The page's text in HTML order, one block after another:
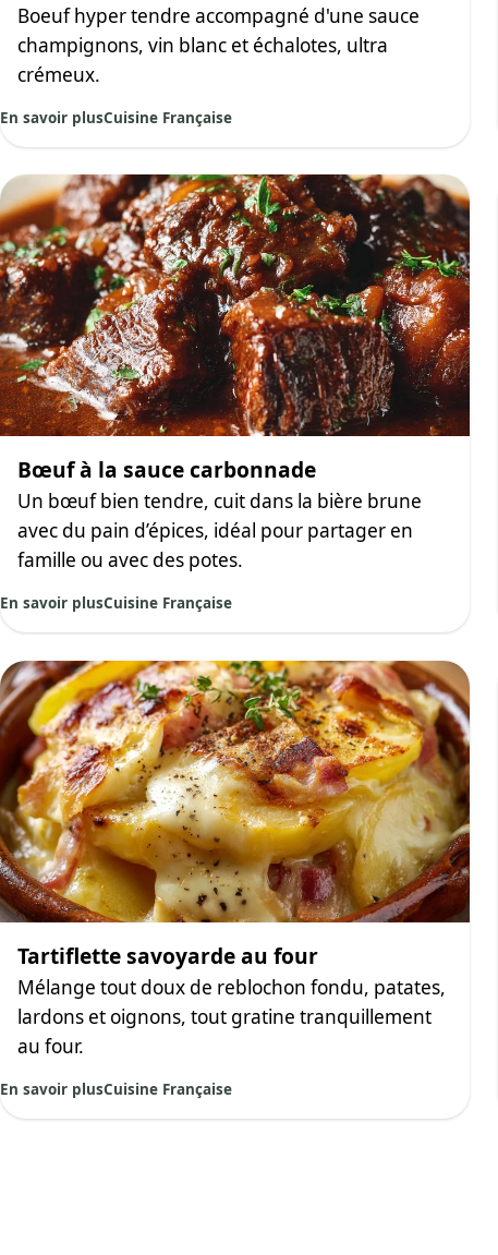
Boeuf hyper tendre accompagné d'une sauce
champignons, vin blanc et échalotes, ultra
crémeux.
En savoir plusCuisine Française
Bœuf à la sauce carbonnade
Un bœuf bien tendre, cuit dans la bière brune
avec du pain d’épices, idéal pour partager en
famille ou avec des potes.
En savoir plusCuisine Française
Tartiflette savoyarde au four
Mélange tout doux de reblochon fondu, patates,
lardons et oignons, tout gratine tranquillement
au four.
En savoir plusCuisine Française